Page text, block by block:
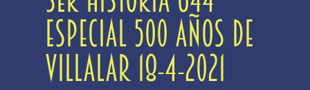
Especial 500 años de
Villalar 18-4-2021